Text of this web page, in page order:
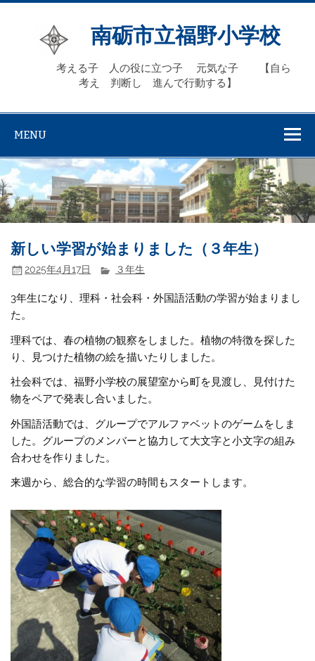
Skip
南砺市立福野小学校
考える子 人の役に立つ子 元気な子 【自ら
考え 判断し 進んで行動する】
MENU
新しい学習が始まりました（３年生）
2025年4月17日 ３年生
3年生になり、理科・社会科・外国語活動の学習が始まりまし
た。
理科では、春の植物の観察をしました。植物の特徴を探した
り、見つけた植物の絵を描いたりしました。
社会科では、福野小学校の展望室から町を見渡し、見付けた
物をペアで発表し合いました。
外国語活動では、グループでアルファベットのゲームをしま
した。グループのメンバーと協力して大文字と小文字の組み
合わせを作りました。
来週から、総合的な学習の時間もスタートします。